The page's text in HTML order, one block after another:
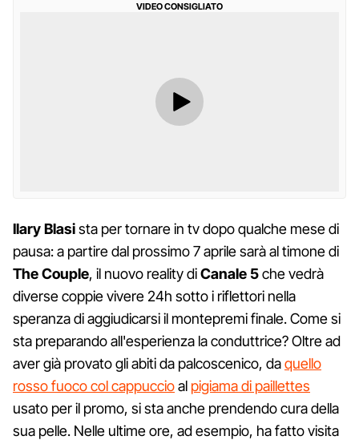
VIDEO CONSIGLIATO
Ilary Blasista per tornare in tv dopo qualche mese di
pausa: a partire dal prossimo 7 aprile sarà al timone di
The Couple, il nuovo reality diCanale 5che vedrà
diverse coppie vivere 24h sotto i riflettori nella
speranza di aggiudicarsi il montepremi finale. Come si
sta preparando all'esperienza la conduttrice? Oltre ad
aver già provato gli abiti da palcoscenico, daquello
rosso fuoco col cappuccioal pigiama di paillettes
usato per il promo, si sta anche prendendo cura della
sua pelle. Nelle ultime ore, ad esempio, ha fatto visita